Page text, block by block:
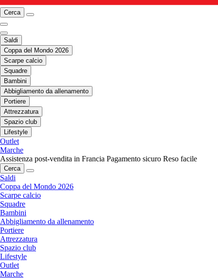
Cerca
Saldi
Coppa del Mondo 2026
Scarpe calcio
Squadre
Bambini
Abbigliamento da allenamento
Portiere
Attrezzatura
Spazio club
Lifestyle
Outlet
Marche
Assistenza post-vendita in Francia Pagamento sicuro Reso facile
Cerca
Saldi
Coppa del Mondo 2026
Scarpe calcio
Squadre
Bambini
Abbigliamento da allenamento
Portiere
Attrezzatura
Spazio club
Lifestyle
Outlet
Marche